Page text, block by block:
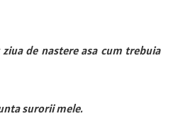
de nastere asa cum trebuia
surorii mele.